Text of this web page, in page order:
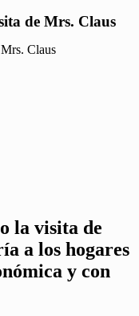
de Mrs. Claus
la visita de
a los hogares
y con